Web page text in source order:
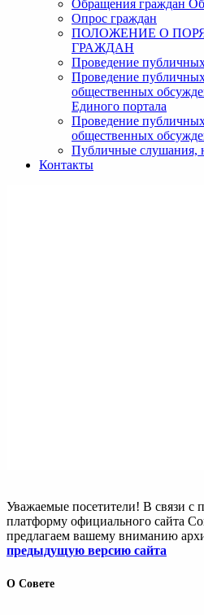
Обращения граждан
Опрос граждан
ПОЛОЖЕНИЕ О
ГРАЖДАН
Проведение
Проведение
общественных
Единого портала
Проведение
общественных
Публичные слушания,
Контакты
Уважаемые посетители! В связи с
платформу официального сайта
предлагаем вашему вниманию
предыдущую версию сайта
О Совете